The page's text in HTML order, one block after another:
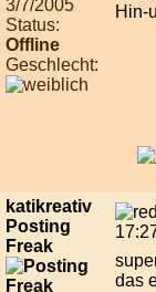
3/7/2005
Status:
Offline
Geschlecht:
Hin-
katikreativ
Posting
Freak
das